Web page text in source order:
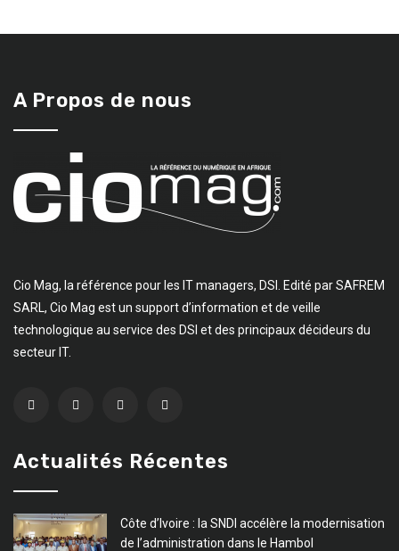
A Propos de nous
Cio Mag, la référence pour les IT managers, DSI. Edité par SAFREM
SARL, Cio Mag est un support d’information et de veille
technologique au service des DSI et des principaux décideurs du
secteur IT.
Actualités Récentes
Côte d’Ivoire : la SNDI accélère la modernisation
de l’administration dans le Hambol